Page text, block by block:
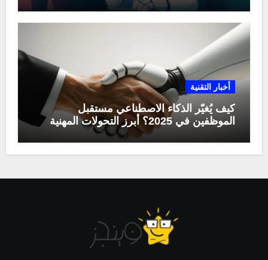
أخبار التقنية
كيف يُغيّر الذكاء الاصطناعي مستقبل
الموظفين في 2025؟ أبرز التحولات المهنية